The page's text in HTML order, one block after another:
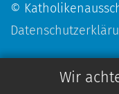
Wir
©